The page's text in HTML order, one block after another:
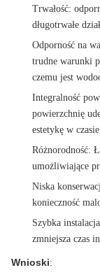
Trwałość:
długotrwałe
Odporność na
trudne warunki
czemu jest
Integralność
powierzchnię
estetykę w
Różnorodność:
umożliwiające
Niska
konieczność
Szybka instalacja
zmniejsza czas
Wnioski: